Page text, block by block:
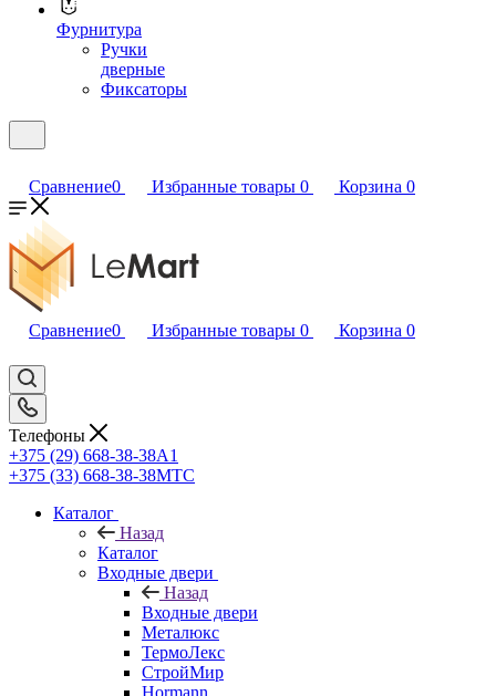
Фурнитура
Ручки
дверные
Фиксаторы
Сравнение0 Избранные товары 0 Корзина 0
Сравнение0 Избранные товары 0 Корзина 0
Телефоны
+375 (29) 668-38-38A1
+375 (33) 668-38-38МТС
Каталог
Назад
Каталог
Входные двери
Назад
Входные двери
Металюкс
ТермоЛекс
СтройМир
Hormann